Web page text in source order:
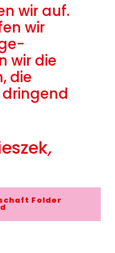
wir auf.
wir
wir die
die
dringend
,
Folder